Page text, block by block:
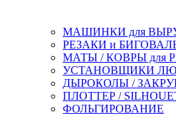
МАШИНКИ для
РЕЗАКИ и
МАТЫ / КОВРЫ для
УСТАНОВЩИКИ
ДЫРОКОЛЫ /
ПЛОТТЕР /
ФОЛЬГИРОВАНИЕ